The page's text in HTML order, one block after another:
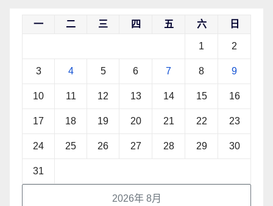
2026年 8月
一 二 三 四 五 六 日
1 2
3 4 5 6 7 8 9
10 11 12 13 14 15 16
17 18 19 20 21 22 23
24 25 26 27 28 29 30
31